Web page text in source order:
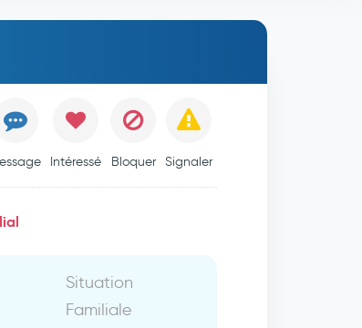
Intéressé Bloquer Signaler
Situation
Familiale